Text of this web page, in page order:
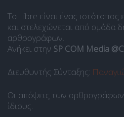
Το Libre είναι ένας
και στελεχώνεται από ομάδα
αρθρογράφων.
Ανήκει στην SP COM Media
Διευθυντής Σύνταξης:
Οι απόψεις των
ίδιους.